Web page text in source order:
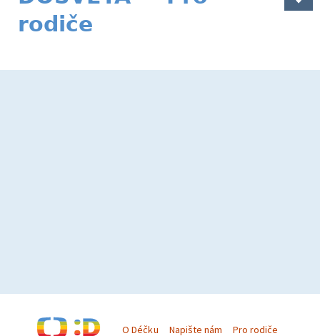
rodiče
O Déčku Napište nám Pro rodiče